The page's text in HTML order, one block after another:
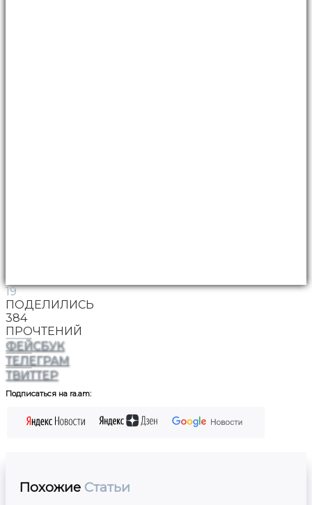
19
ПОДЕЛИЛИСЬ
384
ПРОЧТЕНИЙ
ФЕЙСБУК
ТЕЛЕГРАМ
ТВИТТЕР
Подписаться на ra.am:
Похожие Статьи